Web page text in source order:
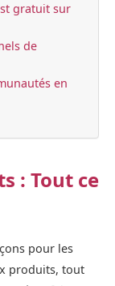
gratuit sur
de
en
: Tout ce
pour les
produits, tout